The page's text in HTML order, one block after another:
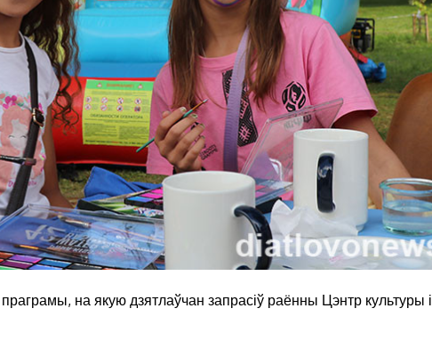
на якую дзятлаўчан запрасіў раённы Цэнтр культуры і